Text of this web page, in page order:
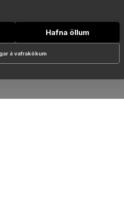
Hafna öllum
á vafrakökum